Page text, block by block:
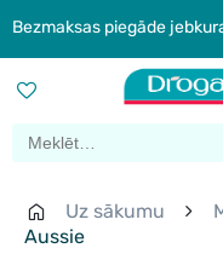
Bezmaksas piegāde
Uz sākumu
Aussie